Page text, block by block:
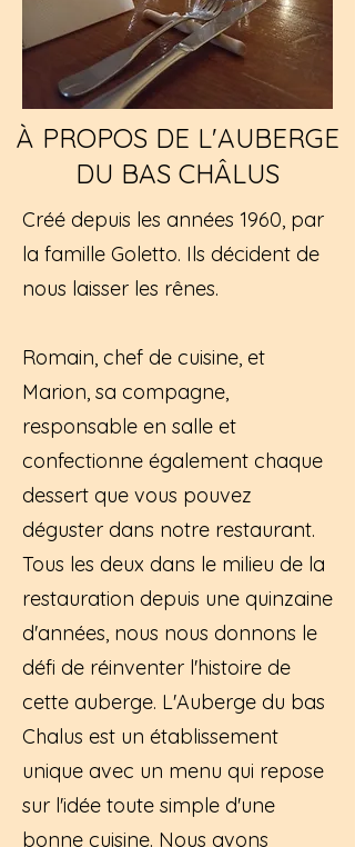
À PROPOS DE L'AUBERGE
DU BAS CHÂLUS
Créé depuis les années 1960, par
la famille Goletto. Ils décident de
nous laisser les rênes.
Romain, chef de cuisine, et
Marion, sa compagne,
responsable en salle et
confectionne également chaque
dessert que vous pouvez
déguster dans notre restaurant.
Tous les deux dans le milieu de la
restauration depuis une quinzaine
d'années, nous nous donnons le
défi de réinventer l'histoire de
cette auberge. L'Auberge du bas
Chalus est un établissement
unique avec un menu qui repose
sur l'idée toute simple d'une
bonne cuisine. Nous avons